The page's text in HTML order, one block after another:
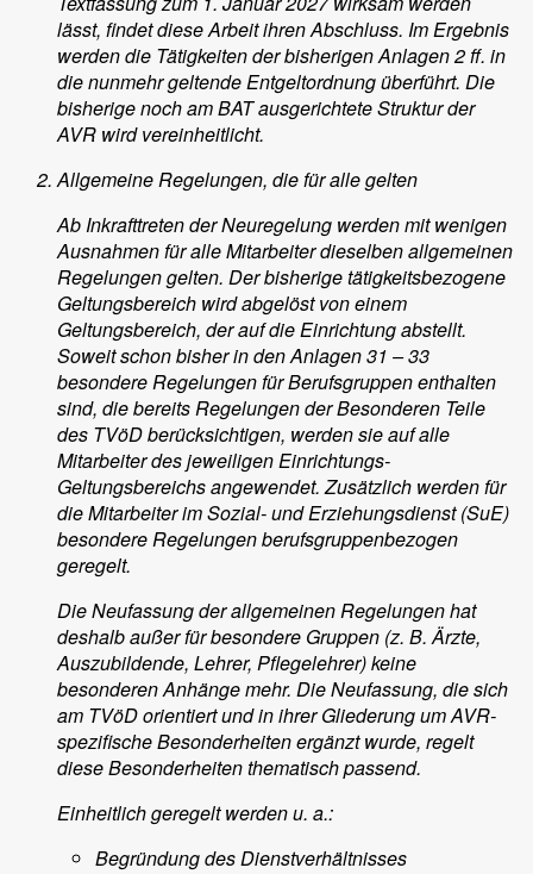
lässt, findet diese Arbeit ihren Abschluss. Im Ergebnis
werden die Tätigkeiten der bisherigen Anlagen 2 ff. in
die nunmehr geltende Entgeltordnung überführt. Die
bisherige noch am BAT ausgerichtete Struktur der
AVR wird vereinheitlicht.
Allgemeine Regelungen, die für alle gelten
Ab Inkrafttreten der Neuregelung werden mit wenigen
Ausnahmen für alle Mitarbeiter dieselben allgemeinen
Regelungen gelten. Der bisherige tätigkeitsbezogene
Geltungsbereich wird abgelöst von einem
Geltungsbereich, der auf die Einrichtung abstellt.
Soweit schon bisher in den Anlagen 31 – 33
besondere Regelungen für Berufsgruppen enthalten
sind, die bereits Regelungen der Besonderen Teile
des TVöD berücksichtigen, werden sie auf alle
Mitarbeiter des jeweiligen Einrichtungs-
Geltungsbereichs angewendet. Zusätzlich werden für
die Mitarbeiter im Sozial- und Erziehungsdienst (SuE)
besondere Regelungen berufsgruppenbezogen
geregelt.
Die Neufassung der allgemeinen Regelungen hat
deshalb außer für besondere Gruppen (z. B. Ärzte,
Auszubildende, Lehrer, Pflegelehrer) keine
besonderen Anhänge mehr. Die Neufassung, die sich
am TVöD orientiert und in ihrer Gliederung um AVR-
spezifische Besonderheiten ergänzt wurde, regelt
diese Besonderheiten thematisch passend.
Einheitlich geregelt werden u. a.:
Begründung des Dienstverhältnisses